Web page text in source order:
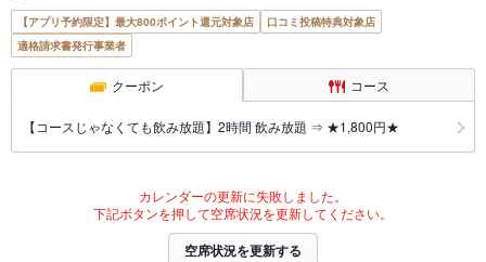
【アプリ予約限定】最大800ポイント還元対象店
口コミ投稿特典対象店
適格請求書発行事業者
クーポン コース
【コースじゃなくても飲み放題】2時間 飲み放題 ⇒ ★1,800円★
カレンダーの更新に失敗しました。
下記ボタンを押して空席状況を更新してください。
空席状況を更新する